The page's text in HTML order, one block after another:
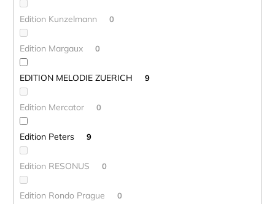
Edition Kunzelmann 0
Edition Margaux 0
EDITION MELODIE ZUERICH 9
Edition Mercator 0
Edition Peters 9
Edition RESONUS 0
Edition Rondo Prague 0